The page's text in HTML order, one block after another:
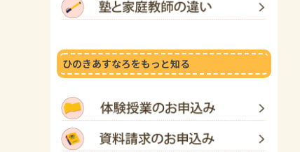
ひのきあすなろをもっと知る